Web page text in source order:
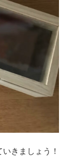
きましょう！